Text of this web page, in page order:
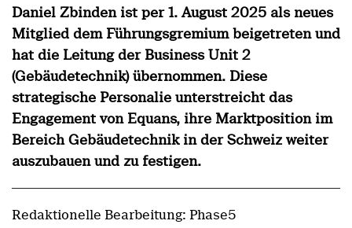
Daniel Zbinden ist per 1. August 2025 als neues
Mitglied dem Führungsgremium beigetreten und
hat die Leitung der Business Unit 2
(Gebäudetechnik) übernommen. Diese
strategische Personalie unterstreicht das
Engagement von Equans, ihre Marktposition im
Bereich Gebäudetechnik in der Schweiz weiter
auszubauen und zu festigen.
Redaktionelle Bearbeitung: Phase5